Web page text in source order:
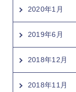
2020年1月
2019年6月
2018年12月
2018年11月